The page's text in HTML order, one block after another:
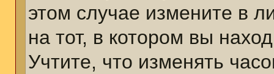
этом случае измените в
на тот, в котором вы
Учтите, что изменять